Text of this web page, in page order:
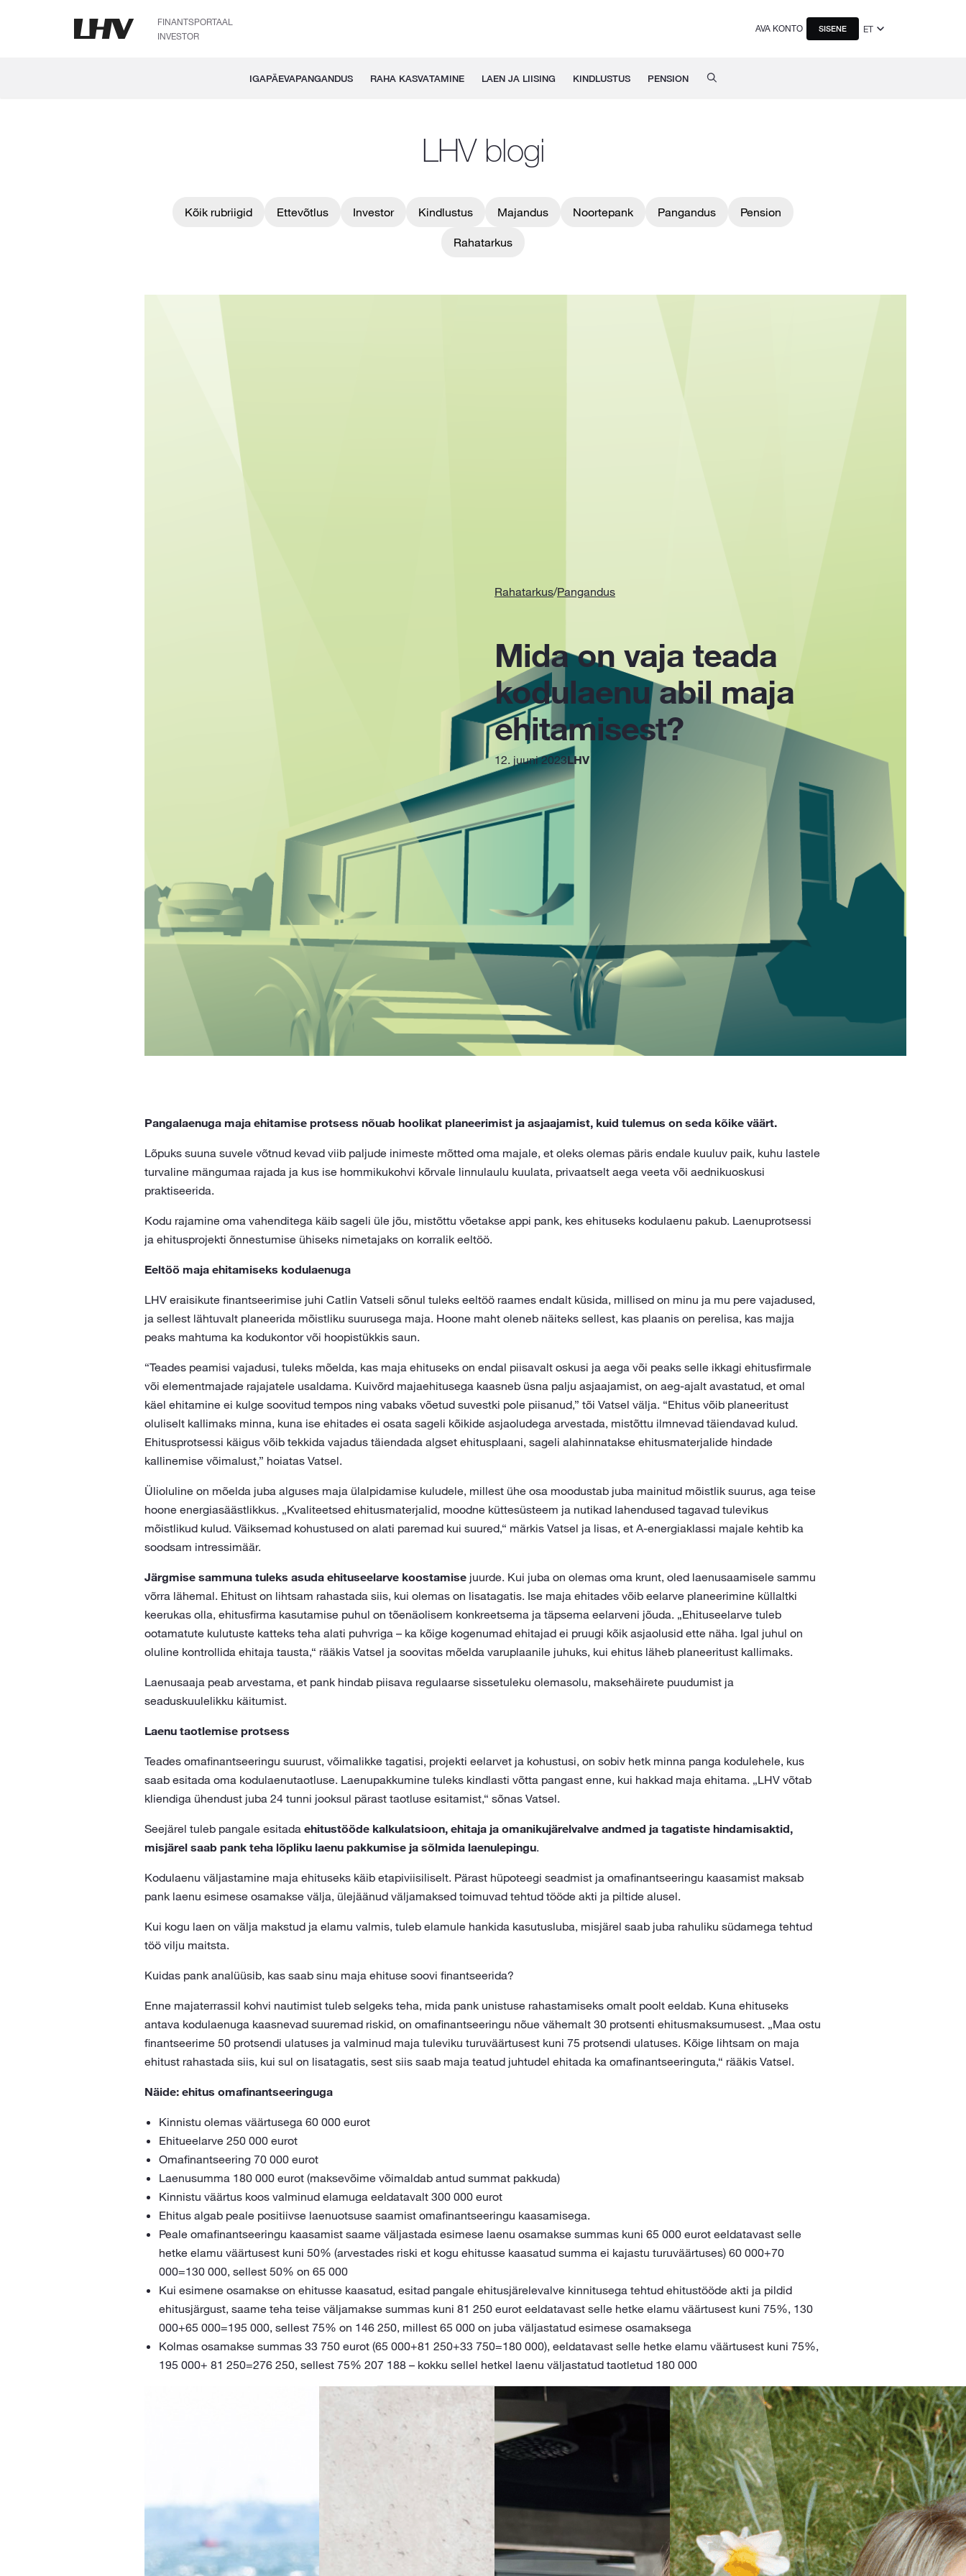
FINANTSPORTAAL
INVESTOR
AVA KONTO SISENE ET
IGAPÄEVAPANGANDUS RAHA KASVATAMINE LAEN JA LIISING KINDLUSTUS PENSION
LHV blogi
Kõik rubriigid Ettevõtlus Investor Kindlustus Majandus Noortepank Pangandus Pension
Rahatarkus
Rahatarkus/Pangandus
Mida on vaja teada
kodulaenu abil maja
ehitamisest?
12. juuni 2023LHV
Pangalaenuga maja ehitamise protsess nõuab hoolikat planeerimist ja asjaajamist, kuid tulemus on seda kõike väärt.
Lõpuks suuna suvele võtnud kevad viib paljude inimeste mõtted oma majale, et oleks olemas päris endale kuuluv paik, kuhu lastele
turvaline mängumaa rajada ja kus ise hommikukohvi kõrvale linnulaulu kuulata, privaatselt aega veeta või aednikuoskusi
praktiseerida.
Kodu rajamine oma vahenditega käib sageli üle jõu, mistõttu võetakse appi pank, kes ehituseks kodulaenu pakub. Laenuprotsessi
ja ehitusprojekti õnnestumise ühiseks nimetajaks on korralik eeltöö.
Eeltöö maja ehitamiseks kodulaenuga
LHV eraisikute finantseerimise juhi Catlin Vatseli sõnul tuleks eeltöö raames endalt küsida, millised on minu ja mu pere vajadused,
ja sellest lähtuvalt planeerida mõistliku suurusega maja. Hoone maht oleneb näiteks sellest, kas plaanis on perelisa, kas majja
peaks mahtuma ka kodukontor või hoopistükkis saun.
“Teades peamisi vajadusi, tuleks mõelda, kas maja ehituseks on endal piisavalt oskusi ja aega või peaks selle ikkagi ehitusfirmale
või elementmajade rajajatele usaldama. Kuivõrd majaehitusega kaasneb üsna palju asjaajamist, on aeg-ajalt avastatud, et omal
käel ehitamine ei kulge soovitud tempos ning vabaks võetud suvestki pole piisanud,” tõi Vatsel välja. “Ehitus võib planeeritust
oluliselt kallimaks minna, kuna ise ehitades ei osata sageli kõikide asjaoludega arvestada, mistõttu ilmnevad täiendavad kulud.
Ehitusprotsessi käigus võib tekkida vajadus täiendada algset ehitusplaani, sageli alahinnatakse ehitusmaterjalide hindade
kallinemise võimalust,” hoiatas Vatsel.
Ülioluline on mõelda juba alguses maja ülalpidamise kuludele, millest ühe osa moodustab juba mainitud mõistlik suurus, aga teise
hoone energiasäästlikkus. „Kvaliteetsed ehitusmaterjalid, moodne küttesüsteem ja nutikad lahendused tagavad tulevikus
mõistlikud kulud. Väiksemad kohustused on alati paremad kui suured,“ märkis Vatsel ja lisas, et A-energiaklassi majale kehtib ka
soodsam intressimäär.
Järgmise sammuna tuleks asuda ehituseelarve koostamisejuurde. Kui juba on olemas oma krunt, oled laenusaamisele sammu
võrra lähemal. Ehitust on lihtsam rahastada siis, kui olemas on lisatagatis. Ise maja ehitades võib eelarve planeerimine küllaltki
keerukas olla, ehitusfirma kasutamise puhul on tõenäolisem konkreetsema ja täpsema eelarveni jõuda. „Ehituseelarve tuleb
ootamatute kulutuste katteks teha alati puhvriga – ka kõige kogenumad ehitajad ei pruugi kõik asjaolusid ette näha. Igal juhul on
oluline kontrollida ehitaja tausta,“ rääkis Vatsel ja soovitas mõelda varuplaanile juhuks, kui ehitus läheb planeeritust kallimaks.
Laenusaaja peab arvestama, et pank hindab piisava regulaarse sissetuleku olemasolu, maksehäirete puudumist ja
seaduskuulelikku käitumist.
Laenu taotlemise protsess
Teades omafinantseeringu suurust, võimalikke tagatisi, projekti eelarvet ja kohustusi, on sobiv hetk minna panga kodulehele, kus
saab esitada oma kodulaenutaotluse. Laenupakkumine tuleks kindlasti võtta pangast enne, kui hakkad maja ehitama. „LHV võtab
kliendiga ühendust juba 24 tunni jooksul pärast taotluse esitamist,“ sõnas Vatsel.
Seejärel tuleb pangale esitada ehitustööde kalkulatsioon, ehitaja ja omanikujärelvalve andmed ja tagatiste hindamisaktid,
misjärel saab pank teha lõpliku laenu pakkumise ja sõlmida laenulepingu.
Kodulaenu väljastamine maja ehituseks käib etapiviisiliselt. Pärast hüpoteegi seadmist ja omafinantseeringu kaasamist maksab
pank laenu esimese osamakse välja, ülejäänud väljamaksed toimuvad tehtud tööde akti ja piltide alusel.
Kui kogu laen on välja makstud ja elamu valmis, tuleb elamule hankida kasutusluba, misjärel saab juba rahuliku südamega tehtud
töö vilju maitsta.
Kuidas pank analüüsib, kas saab sinu maja ehituse soovi finantseerida?
Enne majaterrassil kohvi nautimist tuleb selgeks teha, mida pank unistuse rahastamiseks omalt poolt eeldab. Kuna ehituseks
antava kodulaenuga kaasnevad suuremad riskid, on omafinantseeringu nõue vähemalt 30 protsenti ehitusmaksumusest. „Maa ostu
finantseerime 50 protsendi ulatuses ja valminud maja tuleviku turuväärtusest kuni 75 protsendi ulatuses. Kõige lihtsam on maja
ehitust rahastada siis, kui sul on lisatagatis, sest siis saab maja teatud juhtudel ehitada ka omafinantseeringuta,“ rääkis Vatsel.
Näide: ehitus omafinantseeringuga
Kinnistu olemas väärtusega 60 000 eurot
Ehitueelarve 250 000 eurot
Omafinantseering 70 000 eurot
Laenusumma 180 000 eurot (maksevõime võimaldab antud summat pakkuda)
Kinnistu väärtus koos valminud elamuga eeldatavalt 300 000 eurot
Ehitus algab peale positiivse laenuotsuse saamist omafinantseeringu kaasamisega.
Peale omafinantseeringu kaasamist saame väljastada esimese laenu osamakse summas kuni 65 000 eurot eeldatavast selle
hetke elamu väärtusest kuni 50% (arvestades riski et kogu ehitusse kaasatud summa ei kajastu turuväärtuses) 60 000+70
000=130 000, sellest 50% on 65 000
Kui esimene osamakse on ehitusse kaasatud, esitad pangale ehitusjärelevalve kinnitusega tehtud ehitustööde akti ja pildid
ehitusjärgust, saame teha teise väljamakse summas kuni 81 250 eurot eeldatavast selle hetke elamu väärtusest kuni 75%, 130
000+65 000=195 000, sellest 75% on 146 250, millest 65 000 on juba väljastatud esimese osamaksega
Kolmas osamakse summas 33 750 eurot (65 000+81 250+33 750=180 000), eeldatavast selle hetke elamu väärtusest kuni 75%,
195 000+ 81 250=276 250, sellest 75% 207 188 – kokku sellel hetkel laenu väljastatud taotletud 180 000